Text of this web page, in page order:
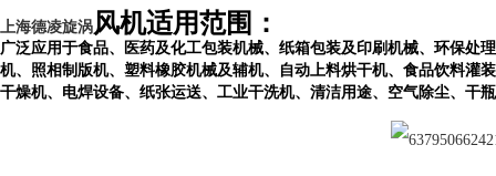
上海德凌旋涡风机适用范围：
广泛应用于食品、医药及化工包装机械、纸箱包装及印刷机械、环保处
机、照相制版机、塑料橡胶机械及辅机、自动上料烘干机、食品饮料灌
干燥机、电焊设备、纸张运送、工业干洗机、清洁用途、空气除尘、干